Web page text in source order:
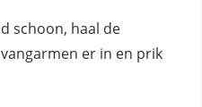
schoon, haal de
er in en prik